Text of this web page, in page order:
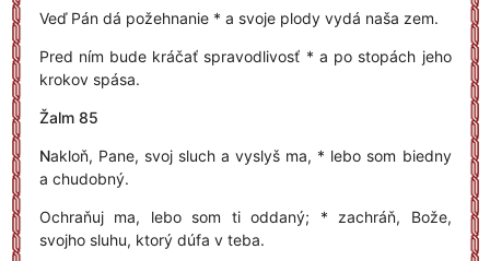
Veď Pán dá požehnanie * a svoje plody vydá naša zem.
Pred ním bude kráčať spravodlivosť * a po stopách jeho
krokov spása.
Žalm 85
Nakloň, Pane, svoj sluch a vyslyš ma, * lebo som biedny
a chudobný.
Ochraňuj ma, lebo som ti oddaný; * zachráň, Bože,
svojho sluhu, ktorý dúfa v teba.